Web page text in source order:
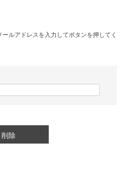
ルアドレスを入力してボタンを押してく
削除